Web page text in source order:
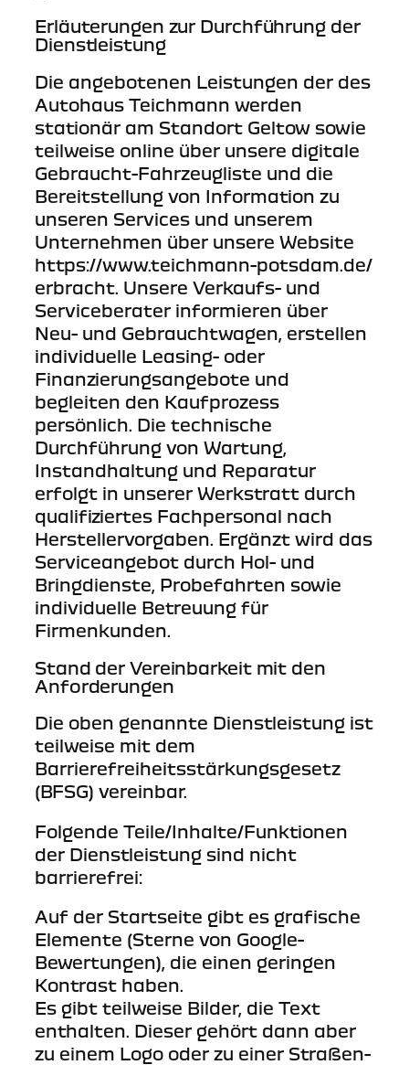
Erläuterungen zur Durchführung der
Dienstleistung
Die angebotenen Leistungen der des
Autohaus Teichmann werden
stationär am Standort Geltow sowie
teilweise online über unsere digitale
Gebraucht-Fahrzeugliste und die
Bereitstellung von Information zu
unseren Services und unserem
Unternehmen über unsere Website
https://www.teichmann-potsdam.de/
erbracht. Unsere Verkaufs- und
Serviceberater informieren über
Neu- und Gebrauchtwagen, erstellen
individuelle Leasing- oder
Finanzierungsangebote und
begleiten den Kaufprozess
persönlich. Die technische
Durchführung von Wartung,
Instandhaltung und Reparatur
erfolgt in unserer Werkstratt durch
qualifiziertes Fachpersonal nach
Herstellervorgaben. Ergänzt wird das
Serviceangebot durch Hol- und
Bringdienste, Probefahrten sowie
individuelle Betreuung für
Firmenkunden.
Stand der Vereinbarkeit mit den
Anforderungen
Die oben genannte Dienstleistung ist
teilweise mit dem
Barrierefreiheitsstärkungsgesetz
(BFSG) vereinbar.
Folgende Teile/Inhalte/Funktionen
der Dienstleistung sind nicht
barrierefrei:
Auf der Startseite gibt es grafische
Elemente (Sterne von Google-
Bewertungen), die einen geringen
Kontrast haben.
Es gibt teilweise Bilder, die Text
enthalten. Dieser gehört dann aber
zu einem Logo oder zu einer Straßen-